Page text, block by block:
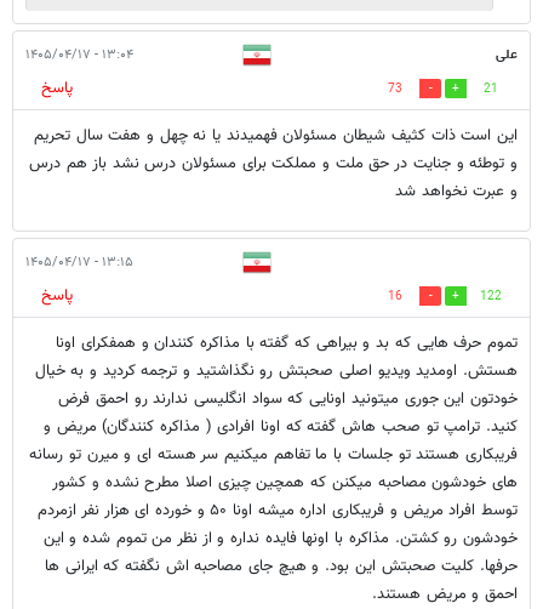
علی ۱۳:۰۴ - ۱۴۰۵/۰۴/۱۷
21
73
پاسخ
این است ذات کثیف شیطان مسئولان فهمیدند یا نه چهل و هفت سال تحریم
و توطئه و جنایت در حق ملت و مملکت برای مسئولان درس نشد باز هم درس
و عبرت نخواهد شد
۱۳:۱۵ - ۱۴۰۵/۰۴/۱۷
122
16
پاسخ
تموم حرف هایی که بد و بیراهی که گفته با مذاکره کنندان و همفکرای اونا
هستش. اومدید ویدیو اصلی صحبتش رو نگذاشتید و ترجمه کردید و به خیال
خودتون این جوری میتونید اونایی که سواد انگلیسی ندارند رو احمق فرض
کنید. ترامپ تو صحب هاش گفته که اونا افرادی ( مذاکره کنندگان) مریض و
فریبکاری هستند تو جلسات با ما تفاهم میکنیم سر هسته ای و میرن تو رسانه
های خودشون مصاحبه میکنن که همچین چیزی اصلا مطرح نشده و کشور
توسط افراد مریض و فریبکاری اداره میشه اونا ۵۰ و خورده ای هزار نفر ازمردم
خودشون رو کشتن. مذاکره با اونها فایده نداره و از نظر من تموم شده و این
حرفها. کلیت صحبتش این بود. و هیچ جای مصاحبه اش نگفته که ایرانی ها
احمق و مریض هستند.